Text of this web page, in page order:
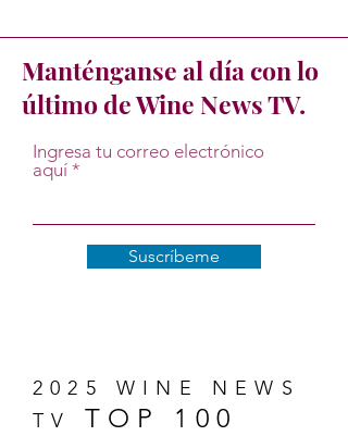
Manténganse al día con lo
último de Wine News TV.
Ingresa tu correo electrónico
aquí
Suscríbeme
2025 WINE NEWS
TV TOP 100